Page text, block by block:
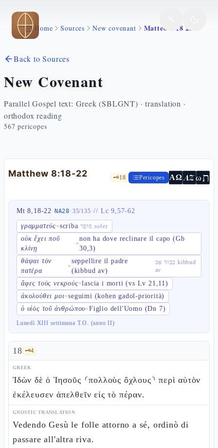
Skip to main content
Home Sources New covenant Matteo 8 18 22
Back to Sources
New Covenant
Parallel Gospel text: Greek (SBLGNT) · translation ·
orthodox reading
567 pericopes
Matthew 8:18-22 🗝️18 Pericopes ΑΩ AZωת
Mt 8,18-22· NA28· 35/135·// Lc 9,57-62
γραμματεύς=scriba סוֹפֵר sofer
οὐκ ἔχει ποῦ
κλίνῃ
=
non ha dove reclinare il capo (Gb
30,3)
θάψαι τὸν
πατέρα
=
seppellire il padre
(kibbud av)
כִּבּוּד אָב kibbud
av
ἄφες τοὺς νεκρούς=lascia i morti (vs Lv 21,11)
ἀκολούθει μοι=seguimi (kohen gadol-priorità)
ὁ υἱὸς τοῦ ἀνθρώπου=Figlio dell'Uomo (Dn 7)
Lunedì XIII settimana T.O. (anno II)
18 🗝️4
GREEK
Ἰδὼν δὲ ὁ Ἰησοῦς ⸂πολλοὺς ὄχλους⸃ περὶ αὐτὸν
ἐκέλευσεν ἀπελθεῖν εἰς τὸ πέραν.
GNOSTIC TRANSLATION
Vedendo Gesù le folle attorno a sé, ordinò di
passare all'altra riva.